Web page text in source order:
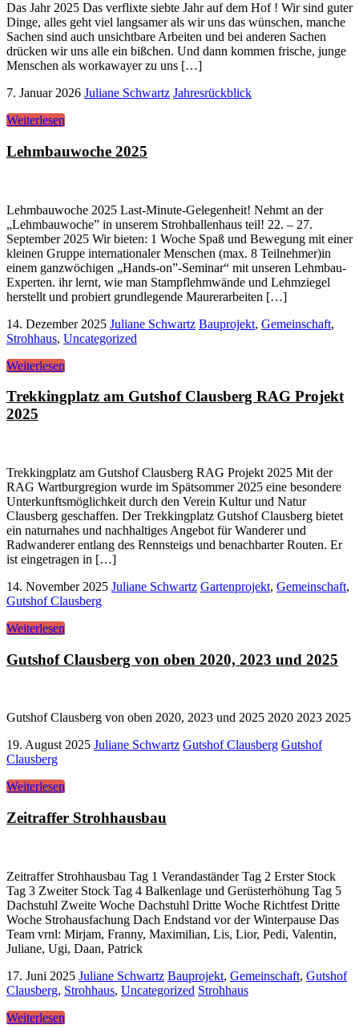
Das Jahr 2025 Das verflixte siebte Jahr auf dem Hof ! Wir sind guter
Dinge, alles geht viel langsamer als wir uns das wünschen, manche
Sachen sind auch unsichtbare Arbeiten und bei anderen Sachen
drücken wir uns alle ein bißchen. Und dann kommen frische, junge
Menschen als workawayer zu uns […]
7. Januar 2026 Juliane Schwartz Jahresrückblick
Weiterlesen
Lehmbauwoche 2025
Lehmbauwoche 2025 Last-Minute-Gelegenheit! Nehmt an der
„Lehmbauwoche” in unserem Strohballenhaus teil! 22. – 27.
September 2025 Wir bieten: 1 Woche Spaß und Bewegung mit einer
kleinen Gruppe internationaler Menschen (max. 8 Teilnehmer)in
einem ganzwöchigen „Hands-on”-Seminar“ mit unseren Lehmbau-
Experten. ihr lernt, wie man Stampflehmwände und Lehmziegel
herstellt und probiert grundlegende Maurerarbeiten […]
14. Dezember 2025 Juliane Schwartz Bauprojekt, Gemeinschaft,
Strohhaus, Uncategorized
Weiterlesen
Trekkingplatz am Gutshof Clausberg RAG Projekt
2025
Trekkingplatz am Gutshof Clausberg RAG Projekt 2025 Mit der
RAG Wartburgregion wurde im Spätsommer 2025 eine besondere
Unterkunftsmöglichkeit durch den Verein Kultur und Natur
Clausberg geschaffen. Der Trekkingplatz Gutshof Clausberg bietet
ein naturnahes und nachhaltiges Angebot für Wanderer und
Radwanderer entlang des Rennsteigs und benachbarter Routen. Er
ist eingetragen in […]
14. November 2025 Juliane Schwartz Gartenprojekt, Gemeinschaft,
Gutshof Clausberg
Weiterlesen
Gutshof Clausberg von oben 2020, 2023 und 2025
Gutshof Clausberg von oben 2020, 2023 und 2025 2020 2023 2025
19. August 2025 Juliane Schwartz Gutshof Clausberg Gutshof
Clausberg
Weiterlesen
Zeitraffer Strohhausbau
Zeitraffer Strohhausbau Tag 1 Verandaständer Tag 2 Erster Stock
Tag 3 Zweiter Stock Tag 4 Balkenlage und Gerüsterhöhung Tag 5
Dachstuhl Zweite Woche Dachstuhl Dritte Woche Richtfest Dritte
Woche Strohausfachung Dach Endstand vor der Winterpause Das
Team vrnl: Mirjam, Franny, Maximilian, Lis, Lior, Pedi, Valentin,
Juliane, Ugi, Daan, Patrick
17. Juni 2025 Juliane Schwartz Bauprojekt, Gemeinschaft, Gutshof
Clausberg, Strohhaus, Uncategorized Strohhaus
Weiterlesen